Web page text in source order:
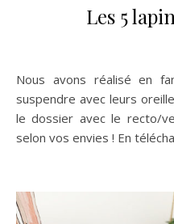
Les 5
Nous avons réalisé en
suspendre avec leurs
le dossier avec le recto/
selon vos envies ! En